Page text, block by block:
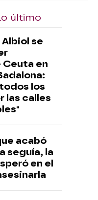
último
se
en
los
las calles
acabó
seguía, la
en el